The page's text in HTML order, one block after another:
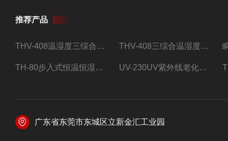
推荐产品
THV-408温湿度三综合试验箱 THV-408三综合温湿度振动试验箱
TH-80步入式恒温恒湿试验房 UV-230UV紫外线老化试验箱
广东省东莞市东城区立新金汇工业园